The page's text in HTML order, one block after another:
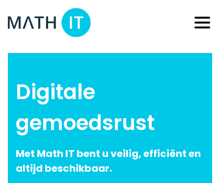
Digitale
gemoedsrust
Met Math IT bent u veilig, efficiënt en
altijd beschikbaar.